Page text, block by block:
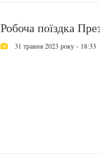
Робоча поїздка
31 травня 2023 року - 18:33